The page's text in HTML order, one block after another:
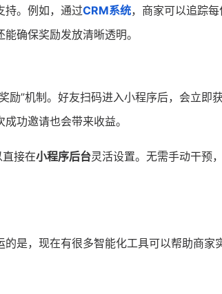
持。例如，通过CRM系统，商家可以追踪每
确保奖励发放清晰透明。
励”机制。好友扫码进入小程序后，会立即
功邀请也会带来收益。
接在小程序后台灵活设置。无需手动干预
是，现在有很多智能化工具可以帮助商家